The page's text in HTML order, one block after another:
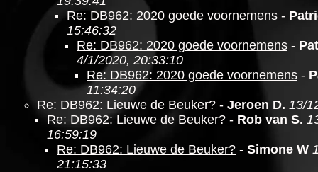
Re: DB962: 2020 goede voornemens -
15:46:32
Re: DB962: 2020 goede voornemens -
4/1/2020, 20:33:10
Re: DB962: 2020 goede voornemens -
11:34:20
Re: DB962: Lieuwe de Beuker? - Jeroen D. 13/
Re: DB962: Lieuwe de Beuker? - Rob van S.
16:59:19
Re: DB962: Lieuwe de Beuker? - Simone W
21:15:33